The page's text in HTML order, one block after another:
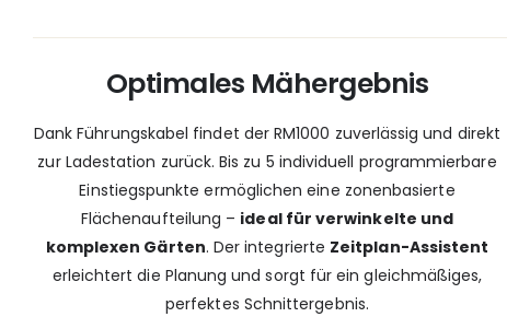
Optimales Mähergebnis
Dank Führungskabel findet der RM1000 zuverlässig und direkt
zur Ladestation zurück. Bis zu 5 individuell programmierbare
Einstiegspunkte ermöglichen eine zonenbasierte
Flächenaufteilung – ideal für verwinkelte und
komplexen Gärten. Der integrierte Zeitplan-Assistent
erleichtert die Planung und sorgt für ein gleichmäßiges,
perfektes Schnittergebnis.